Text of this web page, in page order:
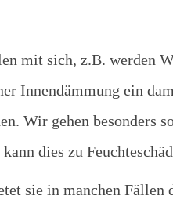
mit sich, z.B. werden
Innendämmung ein
Wir gehen besonders
dies zu
sie in manchen Fällen